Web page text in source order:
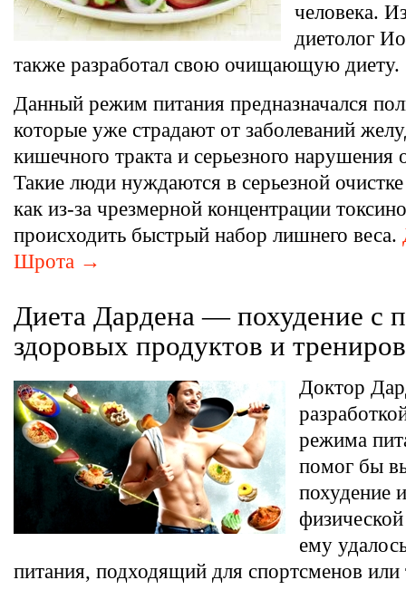
человека.
диетолог
также разработал свою очищающую диету.
Данный режим питания предназначался
которые уже страдают от заболеваний
кишечного тракта и серьезного нарушения
Такие люди нуждаются в серьезной
как из-за чрезмерной концентрации
происходить быстрый набор лишнего веса.
Шрота →
Диета Дардена — похудение с
здоровых продуктов и
Доктор
режима
помог бы
похудение
ему
питания, подходящий для спортсменов или